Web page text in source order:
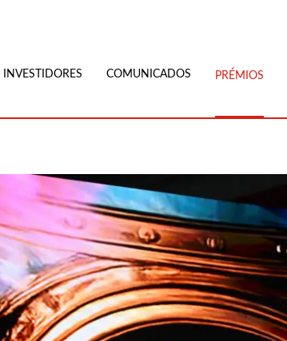
INVESTIDORES COMUNICADOS PRÉMIOS